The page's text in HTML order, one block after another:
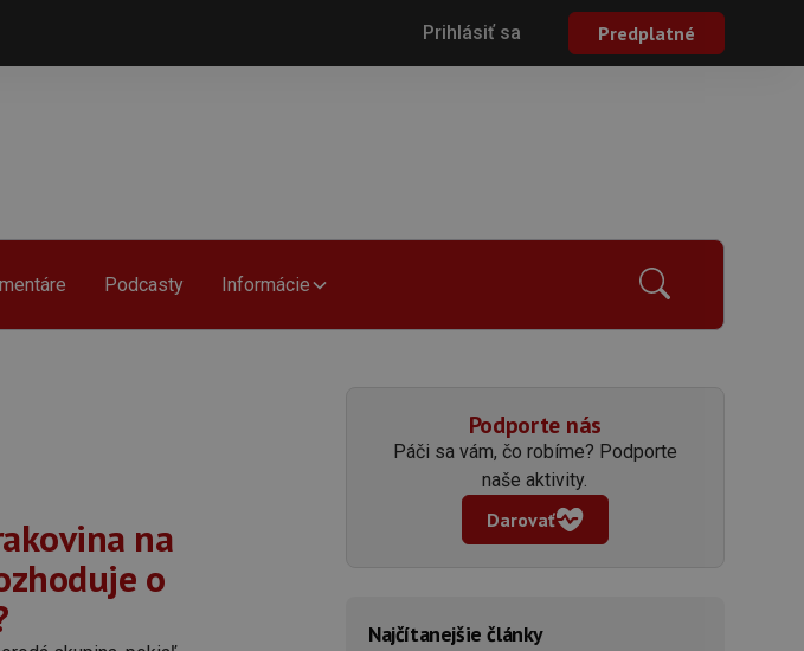
Prihlásiť sa Predplatné
Podcasty Informácie
na
o
Podporte nás
Páči sa vám, čo robíme? Podporte
naše aktivity.
Darovať
Najčítanejšie články